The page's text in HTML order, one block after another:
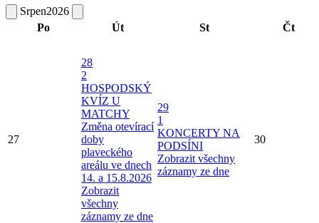
Srpen2026
Po
Út St Čt
27
28
2
HOSPODSKÝ
KVÍZ U
MATCHY
Změna otevírací
doby
plaveckého
areálu ve dnech
14. a 15.8.2026
Zobrazit
všechny
záznamy ze dne
29
1
KONCERTY NA
PODSÍNI
Zobrazit všechny
záznamy ze dne
30